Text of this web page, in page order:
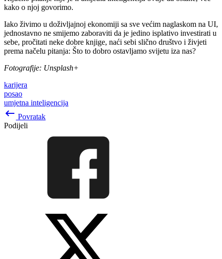
kako o njoj govorimo.
Iako živimo u doživljajnoj ekonomiji sa sve većim naglaskom na UI,
jednostavno ne smijemo zaboraviti da je jedino isplativo investirati u
sebe, pročitati neke dobre knjige, naći sebi slično društvo i živjeti
prema načelu pitanja: Što to dobro ostavljamo svijetu iza nas?
Fotografije: Unsplash+
karijera
posao
umjetna inteligencija
keyboard_backspace Povratak
Podijeli